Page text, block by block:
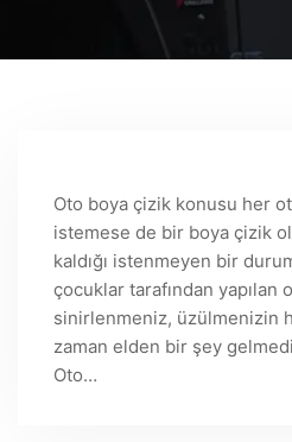
Oto boya çizik konusu her
istemese de bir boya çizik
kaldığı istenmeyen bir
çocuklar tarafından yapılan
sinirlenmeniz, üzülmenizin
zaman elden bir şey
Oto…